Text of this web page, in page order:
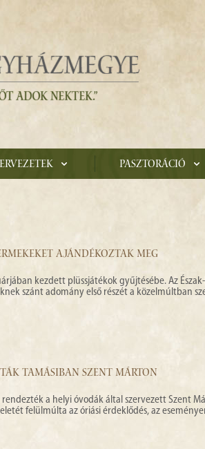
Pasztoráció
AJÁNDÉKOZTAK MEG
kezdett plüssjátékok gyűjtésébe. Az
szánt adomány első részét a közelmúltban
TAMÁSIBAN SZENT MÁRTON
a helyi óvodák által szervezett Szent
felülmúlta az óriási érdeklődés, az